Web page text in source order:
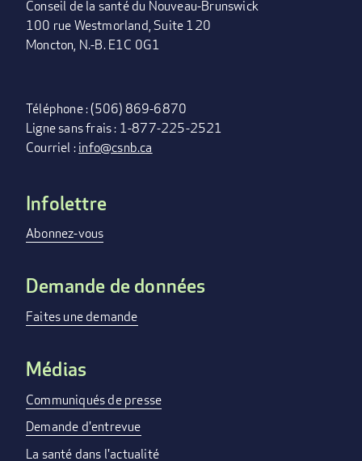
Conseil de la santé du Nouveau-Brunswick
100 rue Westmorland, Suite 120
Moncton, N.-B. E1C 0G1
Téléphone : (506) 869-6870
Ligne sans frais : 1-877-225-2521
Courriel :info@csnb.ca
FOOTER
MENU
Infolettre
Abonnez-vous
Demande de données
Faites une demande
Médias
Communiqués de presse
Demande d'entrevue
La santé dans l'actualité